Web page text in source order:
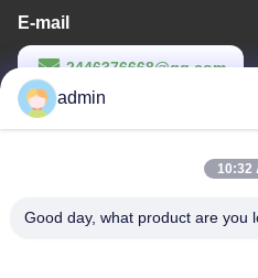
E-mail
2446376668@qq.com
Waktu Kerja
admin
10:32
Good day, what product are you